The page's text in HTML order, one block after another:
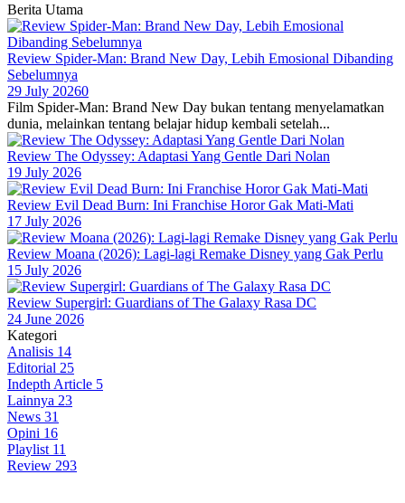
Berita Utama
Review Spider-Man: Brand New Day, Lebih Emosional Dibanding
Sebelumnya
29 July 20260
Film Spider-Man: Brand New Day bukan tentang menyelamatkan
dunia, melainkan tentang belajar hidup kembali setelah...
Review The Odyssey: Adaptasi Yang Gentle Dari Nolan
19 July 2026
Review Evil Dead Burn: Ini Franchise Horor Gak Mati-Mati
17 July 2026
Review Moana (2026): Lagi-lagi Remake Disney yang Gak Perlu
15 July 2026
Review Supergirl: Guardians of The Galaxy Rasa DC
24 June 2026
Kategori
Analisis 14
Editorial 25
Indepth Article 5
Lainnya 23
News 31
Opini 16
Playlist 11
Review 293